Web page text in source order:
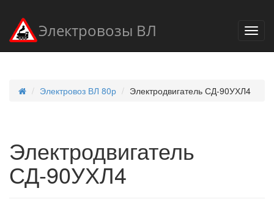
Электровозы ВЛ
Электровоз ВЛ 80р Электродвигатель СД-90УХЛ4
Электродвигатель
СД-90УХЛ4